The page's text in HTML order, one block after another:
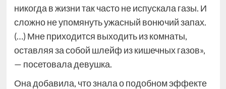
никогда в жизни так часто не испускала газы. И
сложно не упомянуть ужасный вонючий запах.
(…) Мне приходится выходить из комнаты,
оставляя за собой шлейф из кишечных газов»,
— посетовала девушка.
Она добавила, что знала о подобном эффекте